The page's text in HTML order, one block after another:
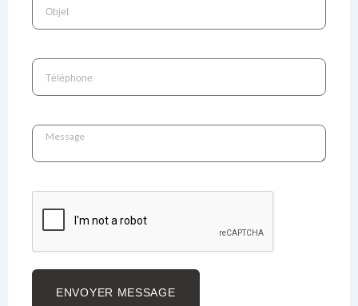
ENVOYER MESSAGE